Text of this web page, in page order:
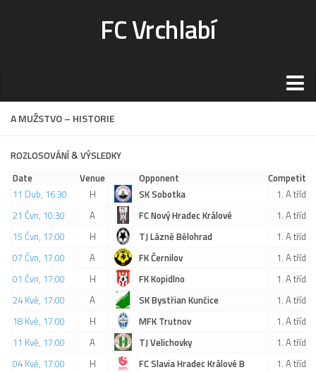
FC Vrchlabí
Stadion
Kontakt-rezervace
Fotogalerie
Klub
Kontakt
Vedení
Historie
Dokumenty
A MUŽSTVO – HISTORIE
ROZLOSOVÁNÍ & VÝSLEDKY
Date
Venue Opponent
11 Dub, 16:30
H SK Sobotka
1. A třída
21 Čvn, 10:30
A FC Nový Hradec Králové
1. A třída
15 Čvn, 17:00
H TJ Lázně Bělohrad
1. A třída
07 Čvn, 17:00
A FK Černilov
1. A třída
01 Čvn, 17:00
H FK Kopidlno
1. A třída
24 Kvě, 17:00
A SK Bystřian Kunčice
1. A třída
18 Kvě, 17:00
H MFK Trutnov
1. A třída
11 Kvě, 17:00
A TJ Velichovky
1. A třída
04 Kvě, 17:00
H FC Slavia Hradec Králové B
1. A třída